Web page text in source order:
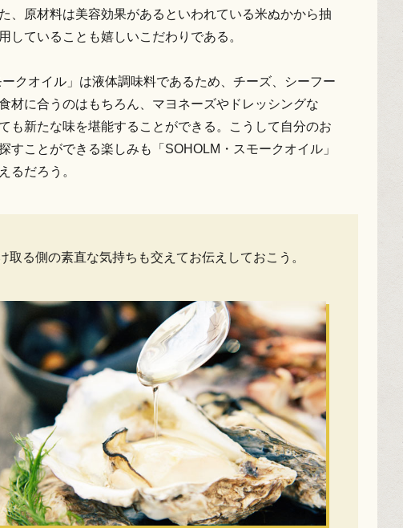
、原材料は美容効果があるといわれている米ぬかから抽
していることも嬉しいこだわりである。
クオイル」は液体調味料であるため、チーズ、シーフー
材に合うのはもちろん、マヨネーズやドレッシングな
も新たな味を堪能することができる。こうして自分のお
すことができる楽しみも「SOHOLM・スモークオイル」
るだろう。
る側の素直な気持ちも交えてお伝えしておこう。